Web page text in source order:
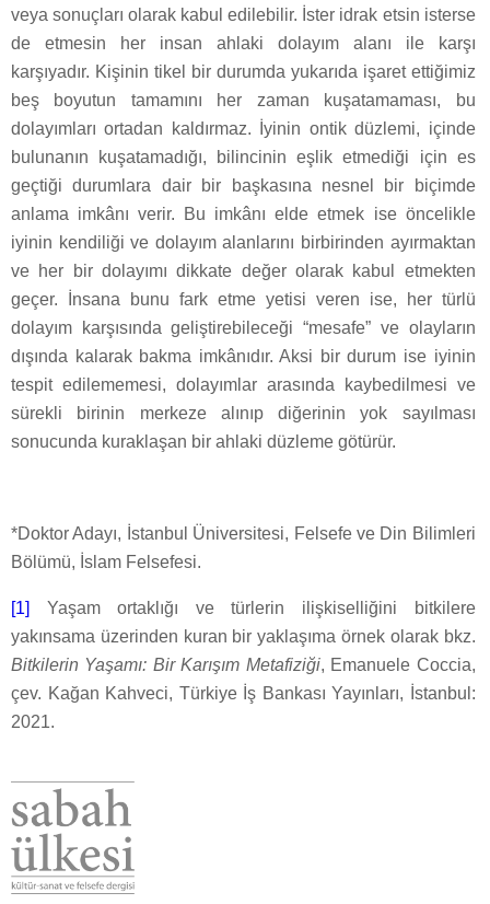
veya sonuçları olarak kabul edilebilir. İster idrak etsin isterse
de etmesin her insan ahlaki dolayım alanı ile karşı
karşıyadır. Kişinin tikel bir durumda yukarıda işaret ettiğimiz
beş boyutun tamamını her zaman kuşatamaması, bu
dolayımları ortadan kaldırmaz. İyinin ontik düzlemi, içinde
bulunanın kuşatamadığı, bilincinin eşlik etmediği için es
geçtiği durumlara dair bir başkasına nesnel bir biçimde
anlama imkânı verir. Bu imkânı elde etmek ise öncelikle
iyinin kendiliği ve dolayım alanlarını birbirinden ayırmaktan
ve her bir dolayımı dikkate değer olarak kabul etmekten
geçer. İnsana bunu fark etme yetisi veren ise, her türlü
dolayım karşısında geliştirebileceği “mesafe” ve olayların
dışında kalarak bakma imkânıdır. Aksi bir durum ise iyinin
tespit edilememesi, dolayımlar arasında kaybedilmesi ve
sürekli birinin merkeze alınıp diğerinin yok sayılması
sonucunda kuraklaşan bir ahlaki düzleme götürür.
*Doktor Adayı, İstanbul Üniversitesi, Felsefe ve Din Bilimleri
Bölümü, İslam Felsefesi.
[1]
Yaşam ortaklığı ve türlerin ilişkiselliğini bitkilere
yakınsama üzerinden kuran bir yaklaşıma örnek olarak bkz.
Bitkilerin Yaşamı: Bir Karışım Metafiziği, Emanuele Coccia,
çev. Kağan Kahveci, Türkiye İş Bankası Yayınları, İstanbul:
2021.